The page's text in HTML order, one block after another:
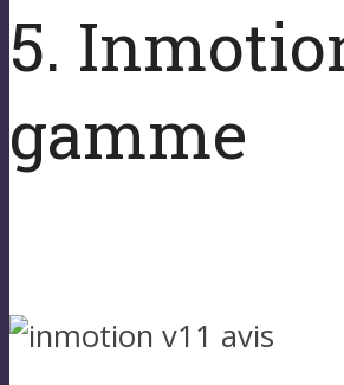
5.
gamme